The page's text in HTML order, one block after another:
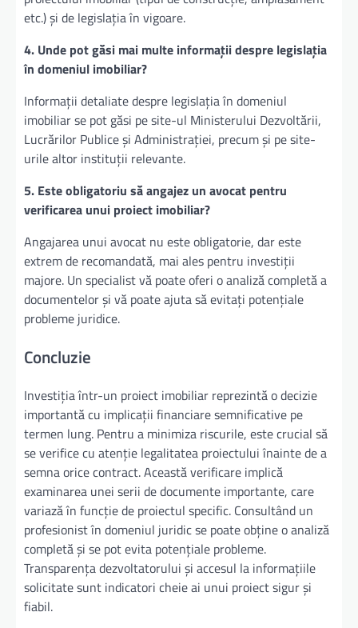
etc.) și de legislația în vigoare.
4. Unde pot găsi mai multe informații despre legislația
în domeniul imobiliar?
Informații detaliate despre legislația în domeniul
imobiliar se pot găsi pe site-ul Ministerului Dezvoltării,
Lucrărilor Publice și Administrației, precum și pe site-
urile altor instituții relevante.
5. Este obligatoriu să angajez un avocat pentru
verificarea unui proiect imobiliar?
Angajarea unui avocat nu este obligatorie, dar este
extrem de recomandată, mai ales pentru investiții
majore. Un specialist vă poate oferi o analiză completă a
documentelor și vă poate ajuta să evitați potențiale
probleme juridice.
Concluzie
Investiția într-un proiect imobiliar reprezintă o decizie
importantă cu implicații financiare semnificative pe
termen lung. Pentru a minimiza riscurile, este crucial să
se verifice cu atenție legalitatea proiectului înainte de a
semna orice contract. Această verificare implică
examinarea unei serii de documente importante, care
variază în funcție de proiectul specific. Consultând un
profesionist în domeniul juridic se poate obține o analiză
completă și se pot evita potențiale probleme.
Transparența dezvoltatorului și accesul la informațiile
solicitate sunt indicatori cheie ai unui proiect sigur și
fiabil.